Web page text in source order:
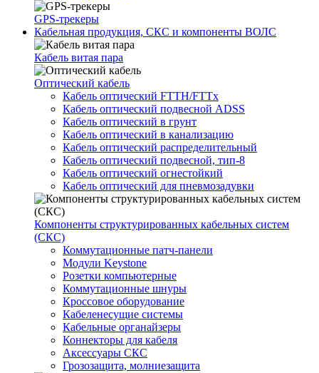
GPS-трекеры
Кабельная продукция, СКС и компоненты ВОЛС
Кабель витая пара
Оптический кабель
Кабель оптический FTTH/FTTx
Кабель оптический подвесной ADSS
Кабель оптический в грунт
Кабель оптический в канализацию
Кабель оптический распределительный
Кабель оптический подвесной, тип-8
Кабель оптический огнестойкий
Кабель оптический для пневмозадувки
Компоненты структурированных кабельных систем
(СКС)
Коммутационные патч-панели
Модули Keystone
Розетки компьютерные
Коммутационные шнуры
Кроссовое оборудование
Кабеленесущие системы
Кабельные органайзеры
Коннекторы для кабеля
Аксессуары СКС
Грозозащита, молниезащита